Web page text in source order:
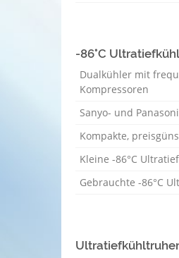
-86°C
Dualkühler mit
Kompressoren
Sanyo- und
Kompakte,
Kleine -86°C
Gebrauchte -86°C